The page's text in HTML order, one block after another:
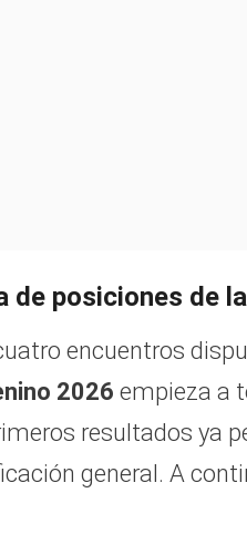
de posiciones de
encuentros
2026 empieza a
resultados ya
general. A